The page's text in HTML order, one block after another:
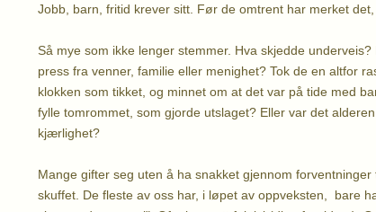
Jobb, barn, fritid krever sitt. Før de omtrent har merket
Så mye som ikke lenger stemmer. Hva skjedde
press fra venner, familie eller menighet? Tok de en altfor
klokken som tikket, og minnet om at det var på tide med
fylle tomrommet, som gjorde utslaget? Eller var det
kjærlighet?
Mange gifter seg uten å ha snakket gjennom
skuffet. De fleste av oss har, i løpet av oppveksten, bare